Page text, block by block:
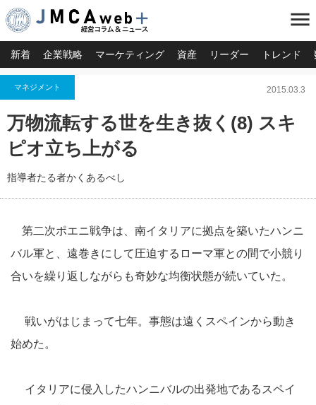
menu
新着 企業戦略 マーケティング 資産 リーダー トレンド
マネジメント 2015.03.3
万物流転する世を生き抜く(8) スキ
ピオ立ち上がる
指導者たる者かくあるべし
第二次ポエニ戦争は、南イタリアに拠点を築いたハンニ
バル軍と、遠巻きにして圧迫するローマ軍との間で小競り
合いを繰り返しながらも奇妙な均衡状態が続いていた。
戦いがはじまって七年。事態は遠くスペインから動き
始めた。
イタリアに侵入したハンニバルの出発地であるスペイ